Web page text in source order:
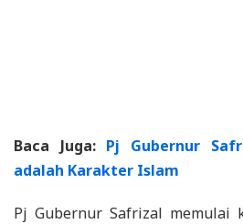
Baca Juga: Pj Gubernur
adalah Karakter Islam
Pj Gubernur Safrizal memulai